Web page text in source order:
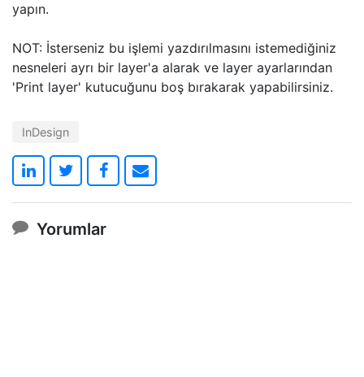
yapın.
NOT: İsterseniz bu işlemi yazdırılmasını istemediğiniz
nesneleri ayrı bir layer'a alarak ve layer ayarlarından
'Print layer' kutucuğunu boş bırakarak yapabilirsiniz.
InDesign
Yorumlar